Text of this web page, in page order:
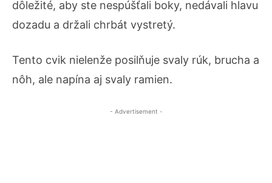
dôležité, aby ste nespúšťali boky, nedávali hlavu
dozadu a držali chrbát vystretý.
Tento cvik nielenže posilňuje svaly rúk, brucha a
nôh, ale napína aj svaly ramien.
- Advertisement -